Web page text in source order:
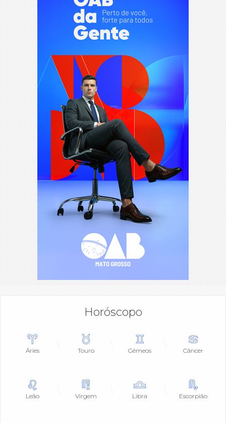
Horóscopo
Áries Touro Gêmeos Câncer
Leão Virgem Libra Escorpião